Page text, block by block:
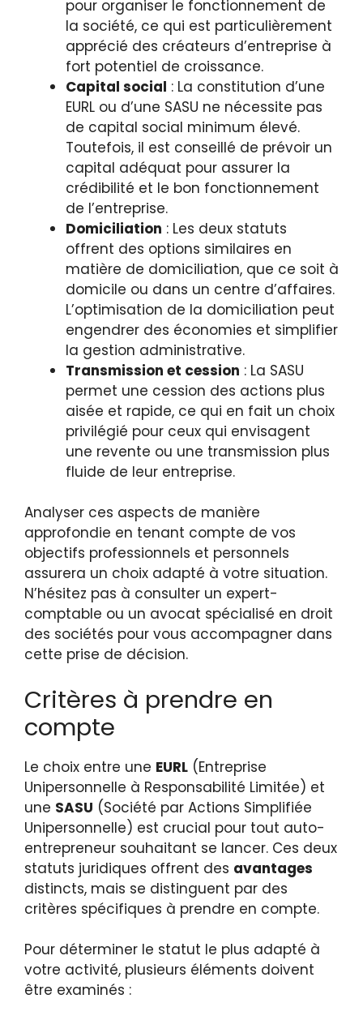
pour organiser le fonctionnement de
la société, ce qui est particulièrement
apprécié des créateurs d’entreprise à
fort potentiel de croissance.
Capital social : La constitution d’une
EURL ou d’une SASU ne nécessite pas
de capital social minimum élevé.
Toutefois, il est conseillé de prévoir un
capital adéquat pour assurer la
crédibilité et le bon fonctionnement
de l’entreprise.
Domiciliation : Les deux statuts
offrent des options similaires en
matière de domiciliation, que ce soit à
domicile ou dans un centre d’affaires.
L’optimisation de la domiciliation peut
engendrer des économies et simplifier
la gestion administrative.
Transmission et cession : La SASU
permet une cession des actions plus
aisée et rapide, ce qui en fait un choix
privilégié pour ceux qui envisagent
une revente ou une transmission plus
fluide de leur entreprise.
Analyser ces aspects de manière
approfondie en tenant compte de vos
objectifs professionnels et personnels
assurera un choix adapté à votre situation.
N’hésitez pas à consulter un expert-
comptable ou un avocat spécialisé en droit
des sociétés pour vous accompagner dans
cette prise de décision.
Critères à prendre en
compte
Le choix entre une EURL (Entreprise
Unipersonnelle à Responsabilité Limitée) et
une SASU (Société par Actions Simplifiée
Unipersonnelle) est crucial pour tout auto-
entrepreneur souhaitant se lancer. Ces deux
statuts juridiques offrent des avantages
distincts, mais se distinguent par des
critères spécifiques à prendre en compte.
Pour déterminer le statut le plus adapté à
votre activité, plusieurs éléments doivent
être examinés :